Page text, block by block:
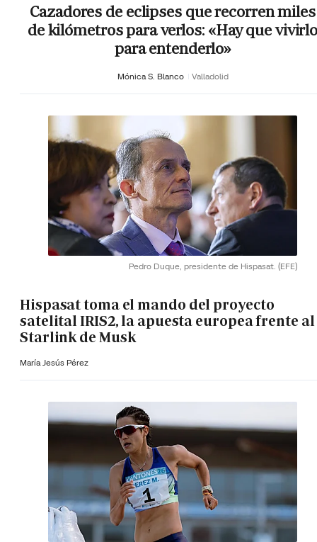
Cazadores de eclipses que recorren miles
de kilómetros para verlos: «Hay que
para entenderlo»
Mónica S. Blanco Valladolid
Pedro Duque, presidente de Hispasat. (EFE)
Hispasat toma el mando del proyecto
satelital IRIS2, la apuesta europea frente al
Starlink de Musk
María Jesús Pérez